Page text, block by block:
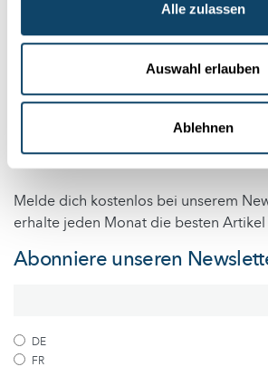
Alle zulassen
Auswahl erlauben
Ablehnen
Folge der Welt der
und Forschung in
Melde dich kostenlos bei unserem
erhalte jeden Monat die besten
Abonniere unseren
DE
FR